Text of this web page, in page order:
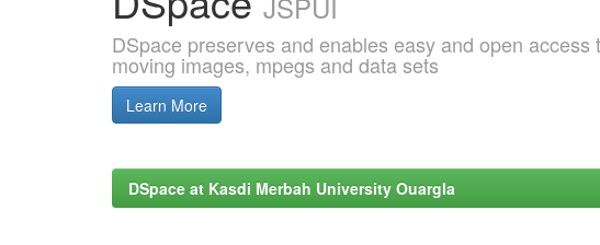
DSpace preserves and enables easy and open
moving images, mpegs and data sets
Learn More
DSpace at Kasdi Merbah University Ouargla